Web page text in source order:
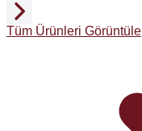
Tüm Ürünleri Görüntüle